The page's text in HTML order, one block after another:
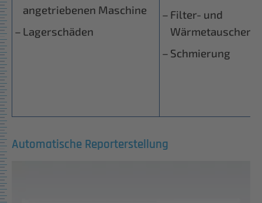
angetriebenen Maschine
Lagerschäden
Filter- und
Schmierung
Automatische Reporterstellung